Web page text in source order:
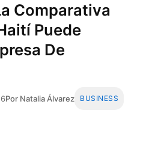
Comparativa
Puede
De
Por Natalia Álvarez BUSINESS